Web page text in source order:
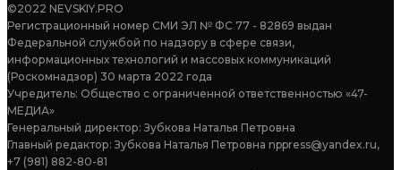
©2022 NEVSKIY.PRO
Регистрационный номер СМИ ЭЛ № ФС 77 - 82869 выдан
Федеральной службой по надзору в сфере связи,
информационных технологий и массовых коммуникаций
(Роскомнадзор) 30 марта 2022 года
Учредитель: Общество с ограниченной ответственностью «47-
МЕДИА»
Генеральный директор: Зубкова Наталья Петровна
Главный редактор: Зубкова Наталья Петровна nppress@yandex.ru,
+7 (981) 882-80-81